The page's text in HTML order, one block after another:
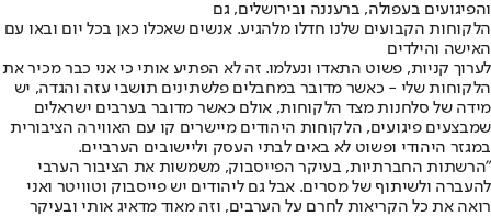
והפיגועים בעפולה, ברעננה ובירושלים, גם
הלקוחות הקבועים שלנו חדלו מלהגיע. אנשים שאכלו כאן בכל יום ובאו עם
האישה והילדים
לערוך קניות, פשוט התאדו ונעלמו. זה לא הפתיע אותי כי אני כבר מכיר את
הלקוחות שלי - כאשר מדובר במחבלים פלשתינים תושבי עזה והגדה, יש
מידה של סלחנות מצד הלקוחות, אולם כאשר מדובר בערבים ישראלים
שמבצעים פיגועים, הלקוחות היהודים מיישרים קו עם האווירה הציבורית
במגזר היהודי ופשוט לא באים לבתי העסק וליישובים הערביים.
"הרשתות החברתיות, בעיקר הפייסבוק, משמשות את הציבור הערבי
להעברה ולשיתוף של מסרים. אבל גם ליהודים יש פייסבוק וטוויטר ואני
רואה את כל הקריאות לחרם על הערבים, וזה מאוד מדאיג אותי ובעיקר